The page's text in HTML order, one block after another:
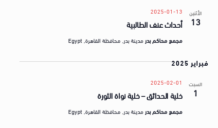
الأثنين
13 أحداث عنف الطالبية
2025-01-13
مجمع محاكم بدر مدينة بدر, محافظة القاهرة, Egypt
فبراير 2025
السبت
1 خلية الحدائق – خلية نواة الثورة
2025-02-01
مجمع محاكم بدر مدينة بدر, محافظة القاهرة, Egypt